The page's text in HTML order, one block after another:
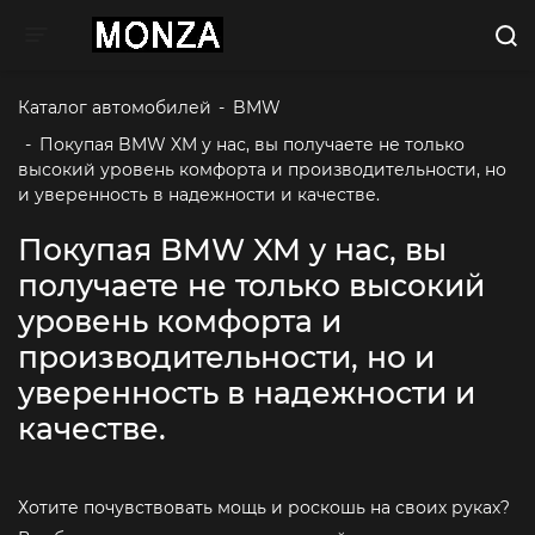
Toggle navigation
Каталог автомобилей - BMW
- Покупая BMW XM у нас, вы получаете не только
высокий уровень комфорта и производительности, но
и уверенность в надежности и качестве.
Покупая BMW XM у нас, вы
получаете не только высокий
уровень комфорта и
производительности, но и
уверенность в надежности и
качестве.
Хотите почувствовать мощь и роскошь на своих руках?